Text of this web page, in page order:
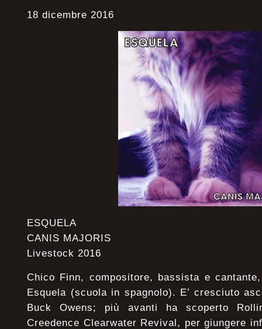
18 dicembre 2016
ESQUELA
CANIS MAJORIS
Livestock 2016
Chico Finn, compositore, bassista e
Esquela (scuola in spagnolo). E’ cresciuto
Buck Owens; più avanti ha scoperto
Creedence Clearwater Revival, per giungere